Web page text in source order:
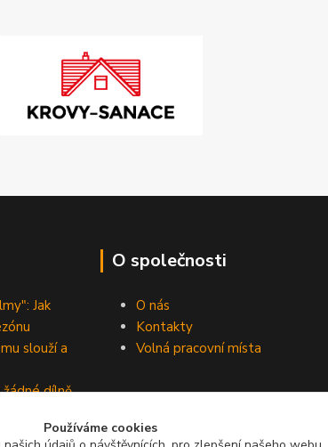
Jak
slouží a
dílně
shopu raději
O společnosti
O nás
Kontakty
Volná pracovní místa
Provozní doba e-shopu:
Používáme cookies